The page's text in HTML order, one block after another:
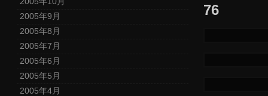
2005年9月
2005年8月
2005年7月
2005年6月
2005年5月
2005年4月
76